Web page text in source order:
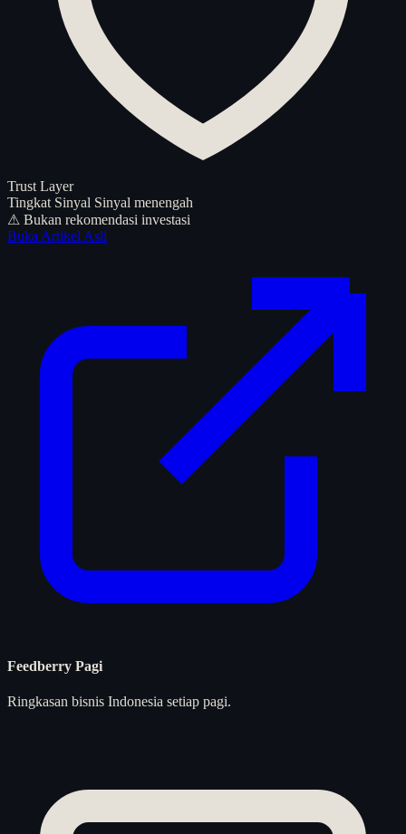
Trust Layer
Tingkat Sinyal Sinyal menengah
⚠ Bukan rekomendasi investasi
Buka Artikel Asli
Feedberry Pagi
Ringkasan bisnis Indonesia setiap pagi.